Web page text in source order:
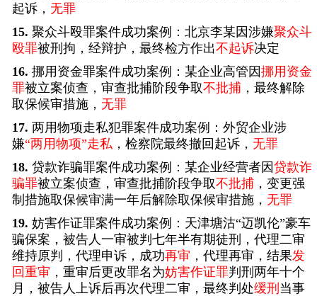
起诉， 无罪
15. 聚众斗殴罪案件成功案例：北京李某因涉嫌聚众斗
殴罪被刑拘，经辩护，最终检方作出不起诉决定
16. 挪用资金罪案件成功案例：某企业高管因挪用资金
罪被立案侦查，审查批捕阶段争取不批捕 ，最终解除
取保候审措施， 无罪
17. 两用物项走私犯罪案件成功案例：外贸企业涉
嫌“两用物项”走私 ，检察院最终撤回起诉， 无罪
18. 贷款诈骗罪案件成功案例：某企业经营者因贷款诈
骗罪被立案侦查，审查批捕阶段争取不批捕 ，变更强
制措施取保候审满一年后解除取保候审措施， 无罪
19. 妨害作证罪案件成功案例：天津塘沽“迈凯伦”豪车
骗保案，被告人一审被判七年半有期徒刑，代理二审
维持原判，代理申诉，成功再审 ，代理再审，结果发
回重审 ，重审后更改罪名为妨害作证罪判刑两年十个
月，被告人上诉后再次代理二审，最终判处缓刑 当事